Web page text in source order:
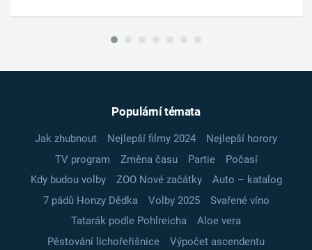
Populární témata
Jak zhubnout Nejlepší filmy 2024
Nejlepší horory
TV program
Změna času Partie
Počasí
Kdy budou volby
ZOO Nové začátky
Auto – katalog
7 pádů Honzy Dědka
Volby 2025
Svařené víno
Tatarák podle Pohlreicha
Aloe vera
Pěstování lichořeřišnice
Výpočet ascendentu